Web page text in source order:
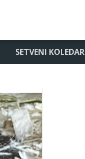
SETVENI KOLEDAR